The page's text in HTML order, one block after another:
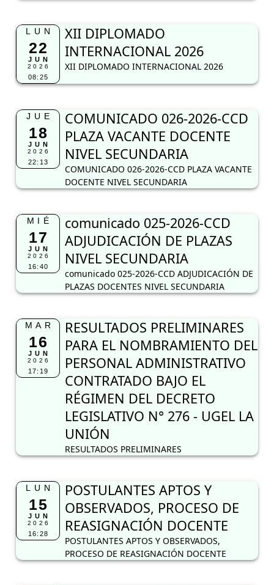
LUN
22
JUN
2026
08:25
XII DIPLOMADO
INTERNACIONAL 2026
XII DIPLOMADO INTERNACIONAL 2026
JUE
18
JUN
2026
22:13
COMUNICADO 026-2026-CCD
PLAZA VACANTE DOCENTE
NIVEL SECUNDARIA
COMUNICADO 026-2026-CCD PLAZA VACANTE
DOCENTE NIVEL SECUNDARIA
MIÉ
17
JUN
2026
16:40
comunicado 025-2026-CCD
ADJUDICACIÓN DE PLAZAS
NIVEL SECUNDARIA
comunicado 025-2026-CCD ADJUDICACIÓN DE
PLAZAS DOCENTES NIVEL SECUNDARIA
MAR
16
JUN
2026
17:19
RESULTADOS PRELIMINARES
PARA EL NOMBRAMIENTO DEL
PERSONAL ADMINISTRATIVO
CONTRATADO BAJO EL
RÉGIMEN DEL DECRETO
LEGISLATIVO N° 276 - UGEL LA
UNIÓN
RESULTADOS PRELIMINARES
LUN
15
JUN
2026
16:28
POSTULANTES APTOS Y
OBSERVADOS, PROCESO DE
REASIGNACIÓN DOCENTE
POSTULANTES APTOS Y OBSERVADOS,
PROCESO DE REASIGNACIÓN DOCENTE